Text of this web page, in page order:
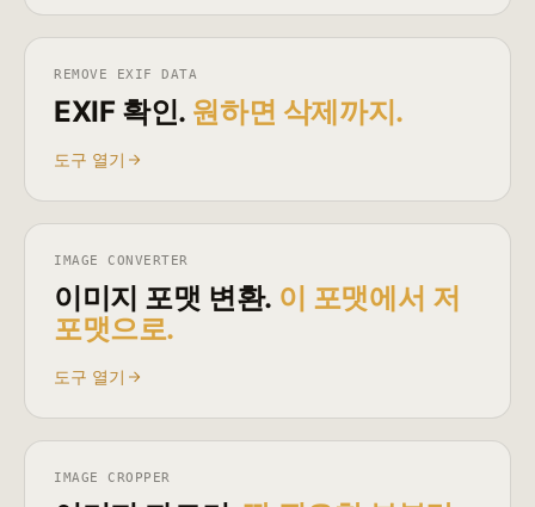
REMOVE EXIF DATA
EXIF 확인. 원하면 삭제까지.
도구 열기
IMAGE CONVERTER
이미지 포맷 변환. 이 포맷에서 저
포맷으로.
도구 열기
IMAGE CROPPER